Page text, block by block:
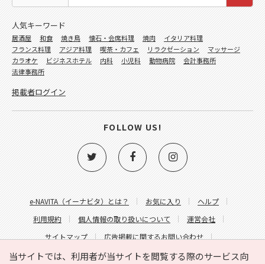
当サイトでは、利用者が当サイトを閲覧する際のサービス向
e-NAVITA（イーナビタ）とは？ お気に入り
ヘルプ
利用規約
個人情報の取り扱いについて
運営会社
サイトマップ
広告掲載に関するお問い合わせ
サイトの内容に関するお問い合わせ
人気キーワード
居酒屋 和食 焼き鳥 懐石・会席料理 焼肉
イタリア料理
フランス料理
アジア料理 喫茶・カフェ リラクゼーション
マッサージ
カラオケ
ビジネスホテル 内科 小児科 動物病院
会計事務所
法律事務所
掲載者ログイン
FOLLOW US!